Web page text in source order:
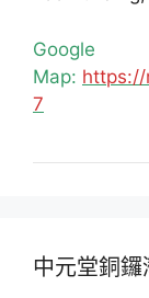
Google
Map: https://
7
中元堂銅